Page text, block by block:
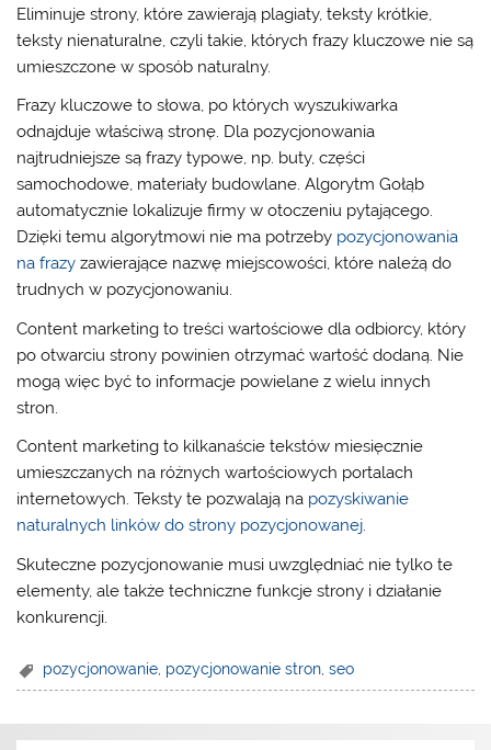
Eliminuje strony, które zawierają plagiaty, teksty krótkie,
teksty nienaturalne, czyli takie, których frazy kluczowe nie są
umieszczone w sposób naturalny.
Frazy kluczowe to słowa, po których wyszukiwarka
odnajduje właściwą stronę. Dla pozycjonowania
najtrudniejsze są frazy typowe, np. buty, części
samochodowe, materiały budowlane. Algorytm Gołąb
automatycznie lokalizuje firmy w otoczeniu pytającego.
Dzięki temu algorytmowi nie ma potrzeby pozycjonowania
na frazy zawierające nazwę miejscowości, które należą do
trudnych w pozycjonowaniu.
Content marketing to treści wartościowe dla odbiorcy, który
po otwarciu strony powinien otrzymać wartość dodaną. Nie
mogą więc być to informacje powielane z wielu innych
stron.
Content marketing to kilkanaście tekstów miesięcznie
umieszczanych na różnych wartościowych portalach
internetowych. Teksty te pozwalają na pozyskiwanie
naturalnych linków do strony pozycjonowanej.
Skuteczne pozycjonowanie musi uwzględniać nie tylko te
elementy, ale także techniczne funkcje strony i działanie
konkurencji.
pozycjonowanie pozycjonowanie stron ,seo